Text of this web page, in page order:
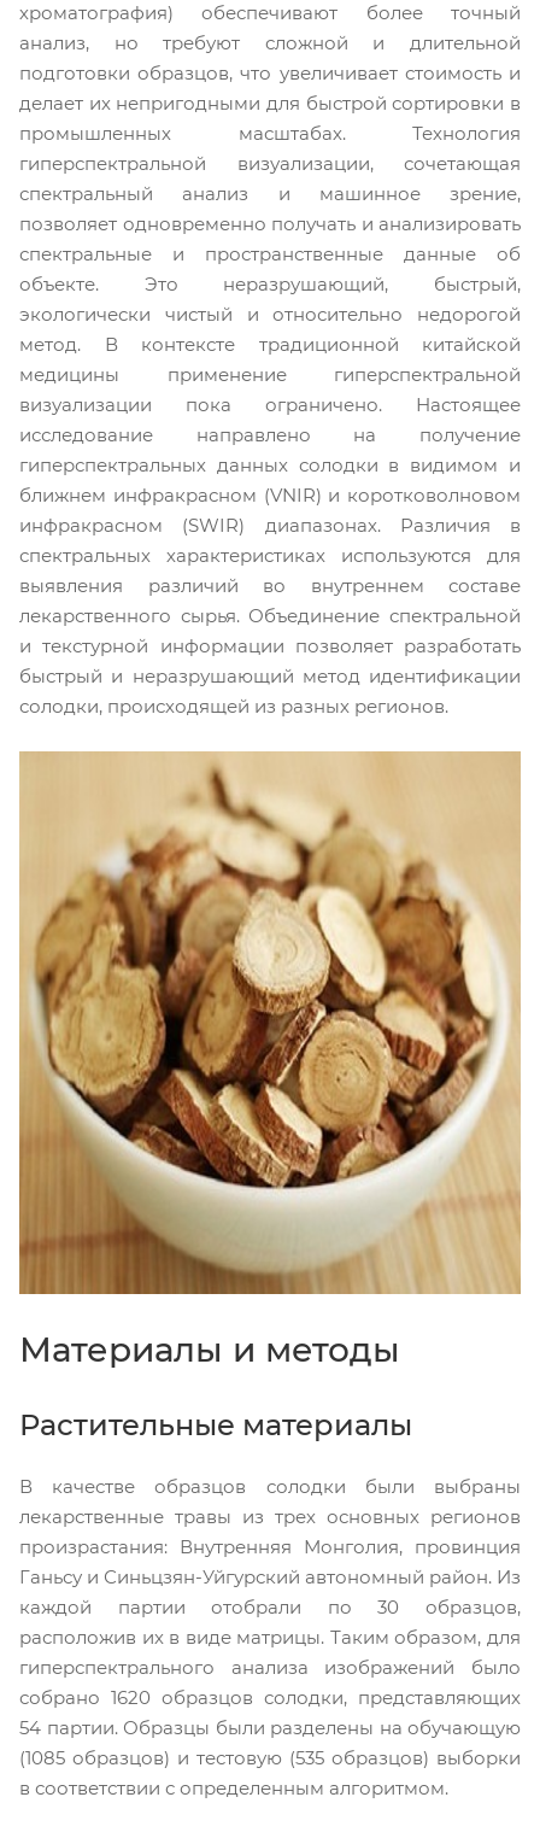
хроматография) обеспечивают более точный
анализ, но требуют сложной и длительной
подготовки образцов, что увеличивает стоимость и
делает их непригодными для быстрой сортировки в
промышленных масштабах. Технология
гиперспектральной визуализации, сочетающая
спектральный анализ и машинное зрение,
позволяет одновременно получать и анализировать
спектральные и пространственные данные об
объекте. Это неразрушающий, быстрый,
экологически чистый и относительно недорогой
метод. В контексте традиционной китайской
медицины применение гиперспектральной
визуализации пока ограничено. Настоящее
исследование направлено на получение
гиперспектральных данных солодки в видимом и
ближнем инфракрасном (VNIR) и коротковолновом
инфракрасном (SWIR) диапазонах. Различия в
спектральных характеристиках используются для
выявления различий во внутреннем составе
лекарственного сырья. Объединение спектральной
и текстурной информации позволяет разработать
быстрый и неразрушающий метод идентификации
солодки, происходящей из разных регионов.
Материалы и методы
Растительные материалы
В качестве образцов солодки были выбраны
лекарственные травы из трех основных регионов
произрастания: Внутренняя Монголия, провинция
Ганьсу и Синьцзян-Уйгурский автономный район. Из
каждой партии отобрали по 30 образцов,
расположив их в виде матрицы. Таким образом, для
гиперспектрального анализа изображений было
собрано 1620 образцов солодки, представляющих
54 партии. Образцы были разделены на обучающую
(1085 образцов) и тестовую (535 образцов) выборки
в соответствии с определенным алгоритмом.